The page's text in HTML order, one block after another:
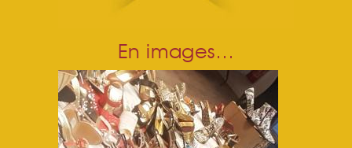
En images…